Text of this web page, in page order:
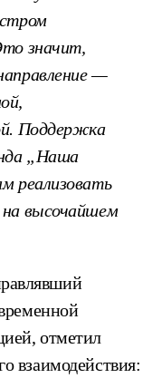
значит,
—
Поддержка
„Наша
реализовать
на высочайшем
отметил
взаимодействия: